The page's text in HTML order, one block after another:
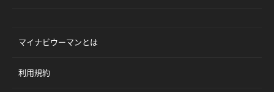
マイナビウーマンとは
利用規約